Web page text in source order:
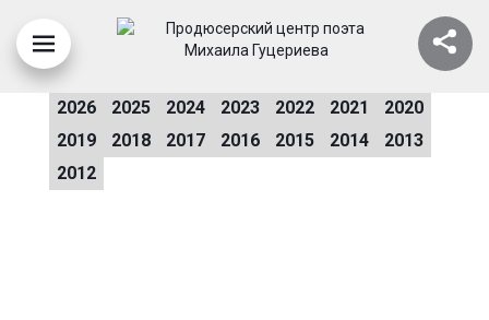
ЛЮСЯ ЧЕБОТИНА
2026 2025 2024 2023 2022 2021
2020
2019
2018 2017 2016 2015 2014
2013
2012